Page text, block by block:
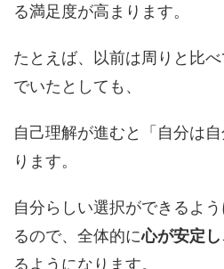
る満足度が高まります。
たとえば、以前は周りと比
でいたとしても、
自己理解が進むと「自分は
ります。
自分らしい選択ができるよ
るので、全体的に心が安定
るようになります。